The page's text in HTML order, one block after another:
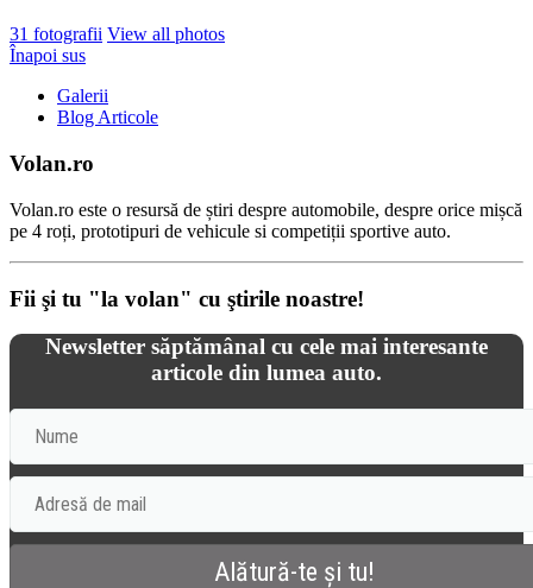
31 fotografii View all photos
Înapoi sus
Galerii
Blog Articole
Volan.ro
Volan.ro este o resursă de știri despre automobile, despre orice mișcă
pe 4 roți, prototipuri de vehicule si competiții sportive auto.
Fii şi tu "la volan" cu ştirile noastre!
Newsletter săptămânal cu cele mai interesante
articole din lumea auto.